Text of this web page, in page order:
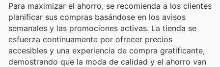
Para maximizar el ahorro, se recomienda a los clientes
planificar sus compras basándose en los avisos
semanales y las promociones activas. La tienda se
esfuerza continuamente por ofrecer precios
accesibles y una experiencia de compra gratificante,
demostrando que la moda de calidad y el ahorro van